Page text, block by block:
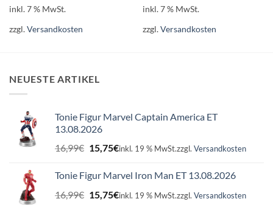
inkl. 7 % MwSt.
zzgl.Versandkosten
inkl. 7 % MwSt.
zzgl.Versandkosten
NEUESTE ARTIKEL
Tonie Figur Marvel Captain America ET
13.08.2026
16,99€ Ursprünglicher
Preis
16,99€
15,75€Aktueller
15,75€.
inkl. 19 % MwSt.zzgl. Versandkosten
Tonie Figur Marvel Iron Man ET 13.08.2026
16,99€ Ursprünglicher
Preis
15,75€Aktueller
inkl. 19 % MwSt.zzgl. Versandkosten